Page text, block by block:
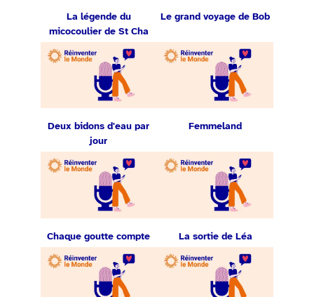
La légende du
micocoulier de St Cha
Le grand voyage de Bob
Deux bidons d'eau par
jour
Femmeland
Chaque goutte compte La sortie de Léa